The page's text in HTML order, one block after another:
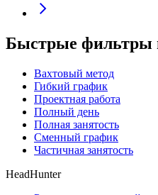
Быстрые фильтры
Вахтовый метод
Гибкий график
Проектная работа
Полный день
Полная занятость
Сменный график
Частичная занятость
HeadHunter